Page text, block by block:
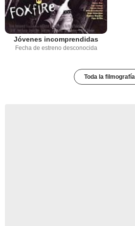
Jóvenes incomprendidas
Fecha de estreno desconocida
Toda la filmografía